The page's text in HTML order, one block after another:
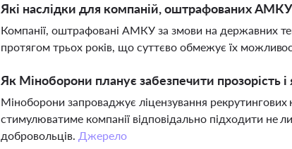
Які наслідки для компаній, оштрафованих АМКУ
Компанії, оштрафовані АМКУ за змови на державних
протягом трьох років, що суттєво обмежує їх
Як Міноборони планує забезпечити прозорість і
Міноборони запроваджує ліцензування рекрутингових
стимулюватиме компанії відповідально підходити не
добровольців. Джерело